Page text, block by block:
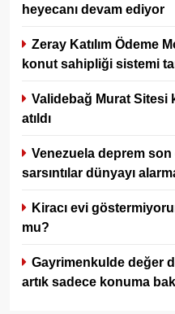
heyecanı devam ediyor
Zeray Katılım Ödeme
konut sahipliği sistemi
Validebağ Murat Sitesi
atıldı
Venezuela deprem
sarsıntılar dünyayı
Kiracı evi
mu?
Gayrimenkulde değer
artık sadece konuma